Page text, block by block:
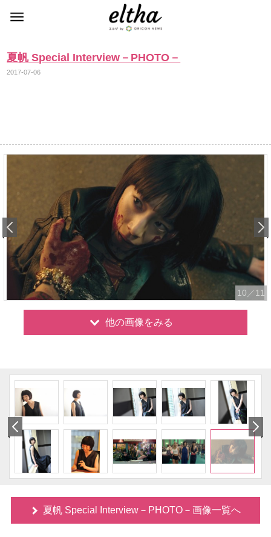
夏帆 Special Interview－PHOTO－
2017-07-06
10 ／11
他の画像をみる
夏帆 Special Interview－PHOTO－画像一覧へ